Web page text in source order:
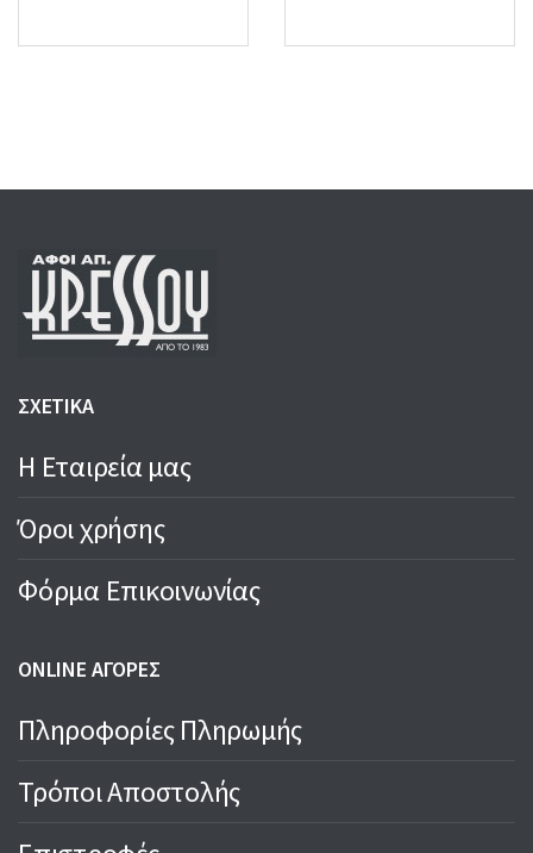
ΣΧΕΤΙΚΑ
Η Εταιρεία μας
Όροι χρήσης
Φόρμα Επικοινωνίας
ONLINE ΑΓΟΡΕΣ
Πληροφορίες Πληρωμής
Τρόποι Αποστολής